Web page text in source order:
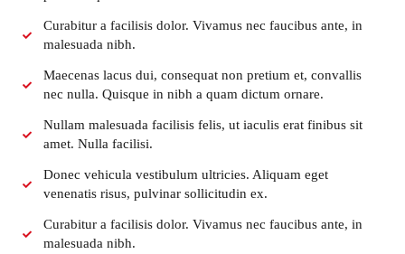
Curabitur a facilisis dolor. Vivamus nec faucibus ante, in
malesuada nibh.
Maecenas lacus dui, consequat non pretium et, convallis
nec nulla. Quisque in nibh a quam dictum ornare.
Nullam malesuada facilisis felis, ut iaculis erat finibus sit
amet. Nulla facilisi.
Donec vehicula vestibulum ultricies. Aliquam eget
venenatis risus, pulvinar sollicitudin ex.
Curabitur a facilisis dolor. Vivamus nec faucibus ante, in
malesuada nibh.